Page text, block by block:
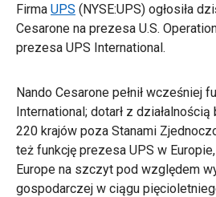
Firma UPS (NYSE:UPS) ogłosiła
Cesarone na prezesa U.S.
prezesa UPS International.
Nando Cesarone pełnił wcześniej
International; dotarł z
220 krajów poza Stanami
też funkcję prezesa UPS w
Europe na szczyt pod względem
gospodarczej w ciągu